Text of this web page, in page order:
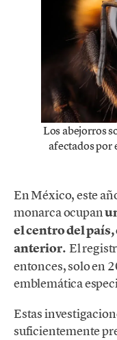
Los abejorros
afectados por
En México, este
monarca ocupan
el centro del
anterior.El
entonces, solo en
emblemática
Estas
suficientemente